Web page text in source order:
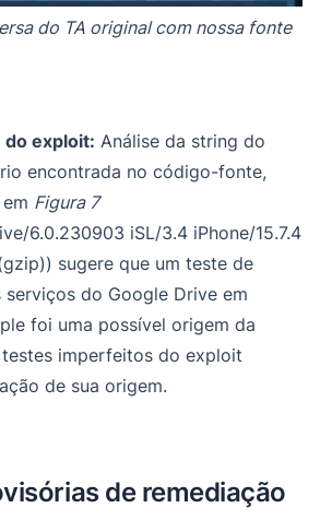
do TA original com nossa fonte
do exploit: Análise da string do
encontrada no código-fonte,
Figura 7
6.0.230903 iSL/3.4 iPhone/15.7.4
sugere que um teste de
serviços do Google Drive em
foi uma possível origem da
imperfeitos do exploit
de sua origem.
de remediação